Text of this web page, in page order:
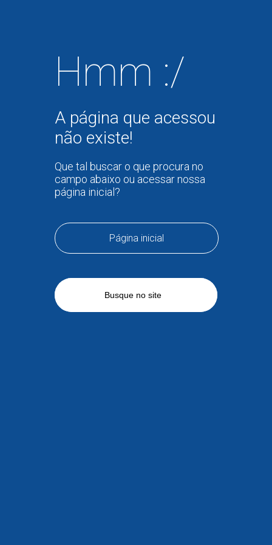
Hmm :/
A página que acessou
não existe!
Que tal buscar o que procura no
campo abaixo ou acessar nossa
página inicial?
Página inicial